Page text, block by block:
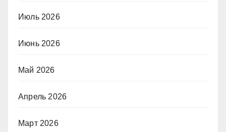
Июль 2026
Июнь 2026
Май 2026
Апрель 2026
Март 2026